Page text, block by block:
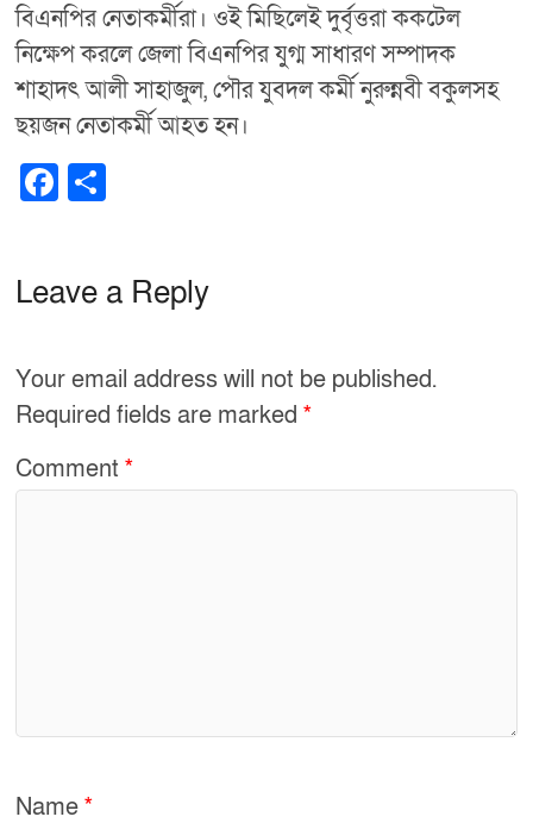
বিএনপির নেতাকর্মীরা। ওই মিছিলেই দুর্বৃত্তরা ককটেল
নিক্ষেপ করলে জেলা বিএনপির যুগ্ম সাধারণ সম্পাদক
শাহাদৎ আলী সাহাজুল, পৌর যুবদল কর্মী নুরুন্নবী বকুলসহ
ছয়জন নেতাকর্মী আহত হন।
F
e
o
o
e
Leave a Reply
Your email address will not be published.
Required fields are marked*
Comment*
Name*